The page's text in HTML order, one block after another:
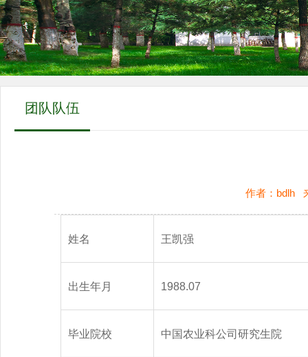
团队队伍
作者：bdlh
姓名 王凯强
出生年月 1988.07
毕业院校 中国农业科公司研究生院